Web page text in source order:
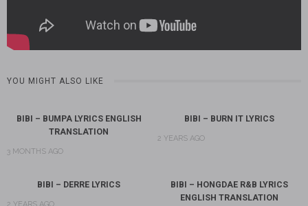
YOU MIGHT ALSO LIKE
BIBI – BUMPA LYRICS ENGLISH
TRANSLATION
3 MONTHS AGO
BIBI – BURN IT LYRICS
2 YEARS AGO
BIBI – DERRE LYRICS
BIBI – HONGDAE R&B LYRICS
ENGLISH TRANSLATION